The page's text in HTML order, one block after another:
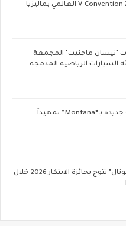
"نيسان ماجنيت" المجمعة
السيارات الرياضية المدمجة
كليل يفتح صفحة فنية جديدة بـ“Montana” تمهيداً
فيليب موريس إنترناشيونال" تتوج بجائزة الابتكار 2026 خلال